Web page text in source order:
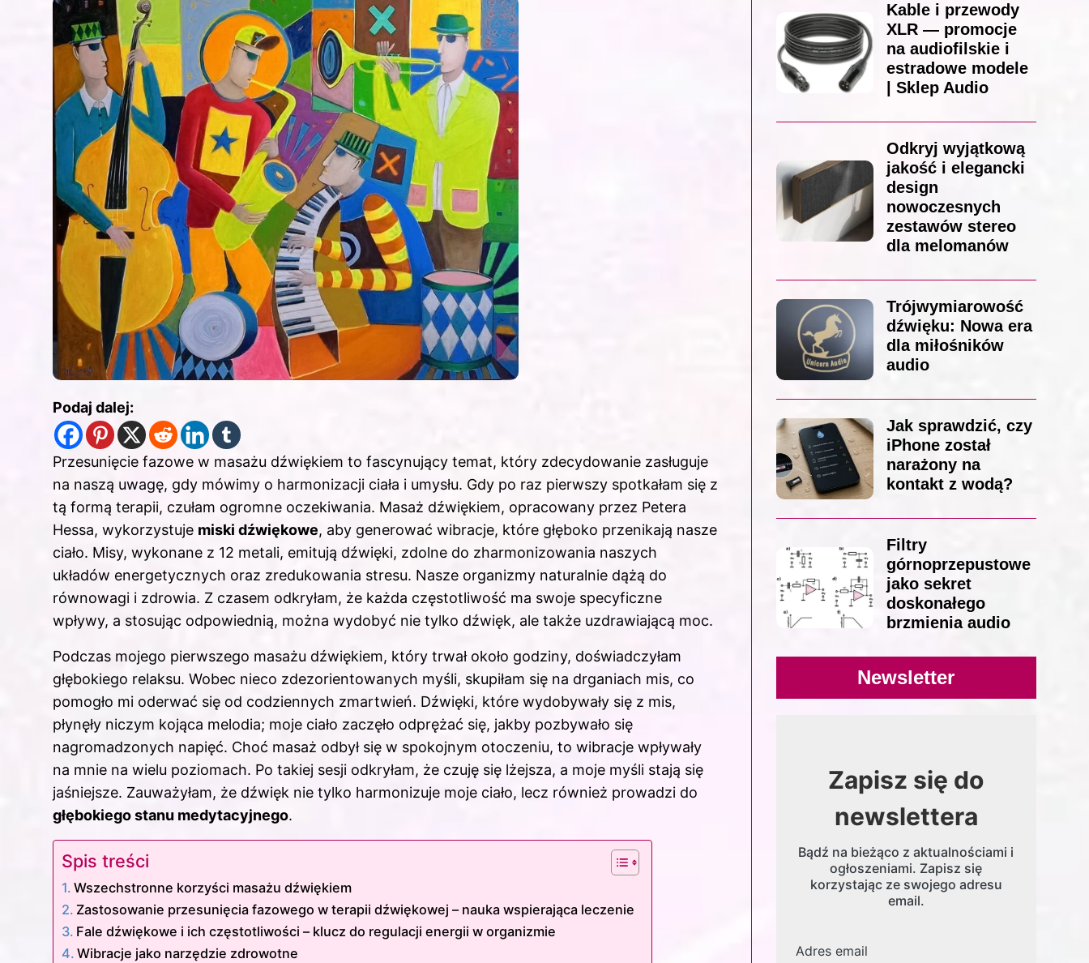
Podaj dalej:
Przesunięcie fazowe w masażu dźwiękiem to fascynujący temat, który zdecydowanie zasługuje
na naszą uwagę, gdy mówimy o harmonizacji ciała i umysłu. Gdy po raz pierwszy spotkałam się z
tą formą terapii, czułam ogromne oczekiwania. Masaż dźwiękiem, opracowany przez Petera
Hessa, wykorzystuje miski dźwiękowe, aby generować wibracje, które głęboko przenikają nasze
ciało. Misy, wykonane z 12 metali, emitują dźwięki, zdolne do zharmonizowania naszych
układów energetycznych oraz zredukowania stresu. Nasze organizmy naturalnie dążą do
równowagi i zdrowia. Z czasem odkryłam, że każda częstotliwość ma swoje specyficzne
wpływy, a stosując odpowiednią, można wydobyć nie tylko dźwięk, ale także uzdrawiającą moc.
Podczas mojego pierwszego masażu dźwiękiem, który trwał około godziny, doświadczyłam
głębokiego relaksu. Wobec nieco zdezorientowanych myśli, skupiłam się na drganiach mis, co
pomogło mi oderwać się od codziennych zmartwień. Dźwięki, które wydobywały się z mis,
płynęły niczym kojąca melodia; moje ciało zaczęło odprężać się, jakby pozbywało się
nagromadzonych napięć. Choć masaż odbył się w spokojnym otoczeniu, to wibracje wpływały
na mnie na wielu poziomach. Po takiej sesji odkryłam, że czuję się lżejsza, a moje myśli stają się
jaśniejsze. Zauważyłam, że dźwięk nie tylko harmonizuje moje ciało, lecz również prowadzi do
głębokiego stanu medytacyjnego.
Spis treści
Wszechstronne korzyści masażu dźwiękiem
Zastosowanie przesunięcia fazowego w terapii dźwiękowej – nauka wspierająca leczenie
Fale dźwiękowe i ich częstotliwości – klucz do regulacji energii w organizmie
Wibracje jako narzędzie zdrowotne
Kable i przewody
XLR — promocje
na audiofilskie i
estradowe modele
| Sklep Audio
Odkryj wyjątkową
jakość i elegancki
design
nowoczesnych
zestawów stereo
dla melomanów
Trójwymiarowość
dźwięku: Nowa era
dla miłośników
audio
Jak sprawdzić, czy
iPhone został
narażony na
kontakt z wodą?
Filtry
górnoprzepustowe
jako sekret
doskonałego
brzmienia audio
Newsletter
Zapisz się do
newslettera
Bądź na bieżąco z aktualnościami i
ogłoszeniami. Zapisz się
korzystając ze swojego adresu
email.
Adres email